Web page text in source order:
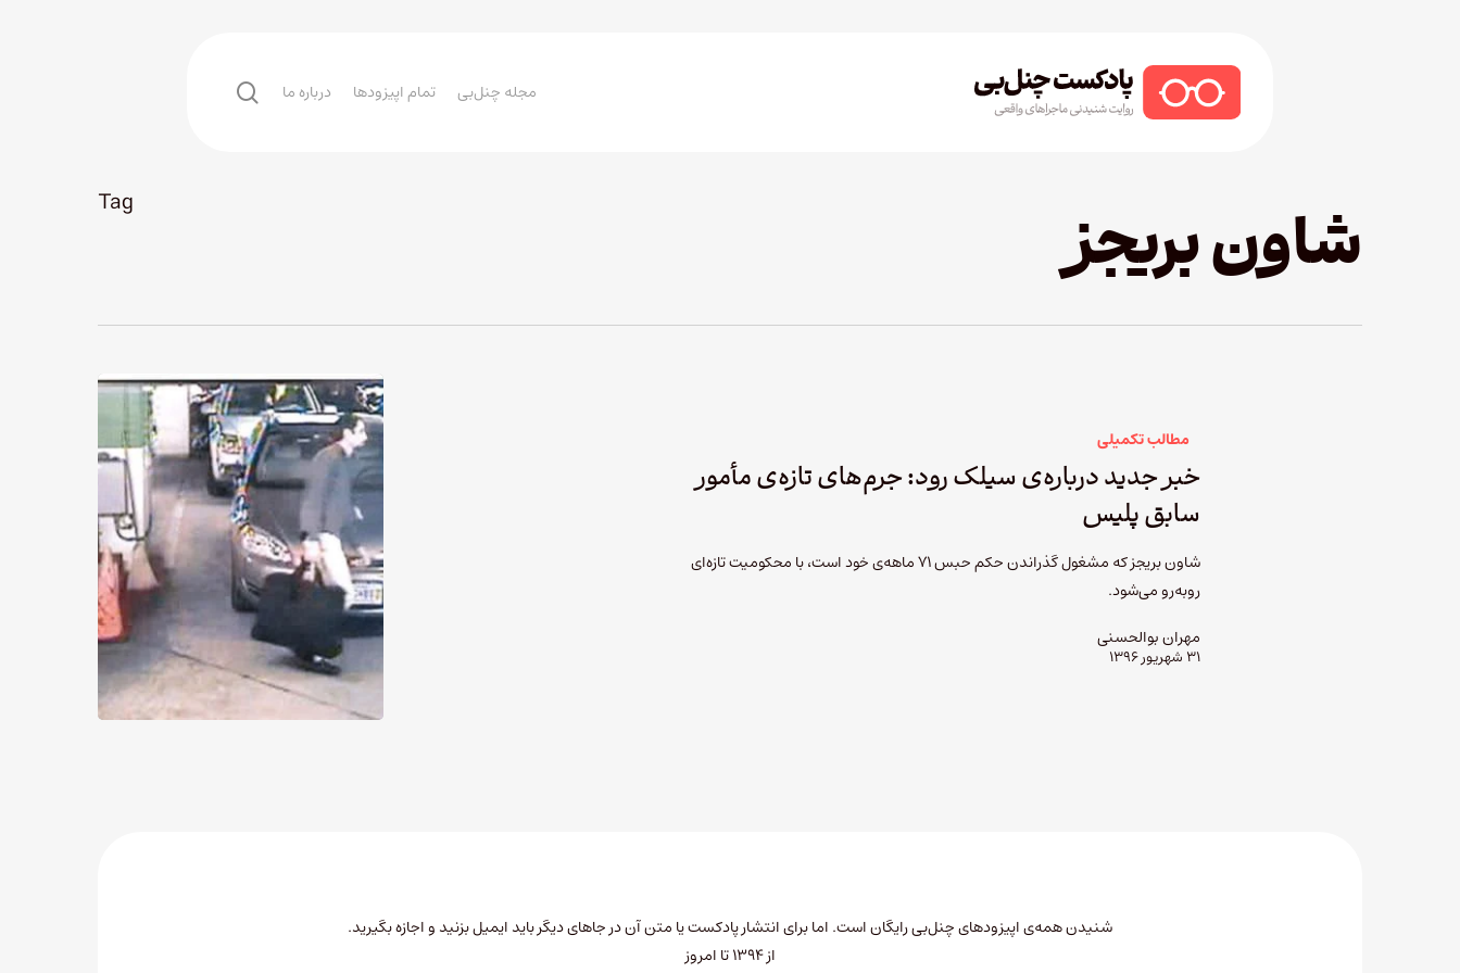
مجله چنل‌بی تمام اپیزودها درباره ما search
Tag شاون بریجز
مطالب تکمیلی
خبر جدید درباره‌ی سیلک رود: جرم‌های تازه‌ی مأمور
سابق پلیس
شاون بریجز که مشغول گذراندن حکم حبس 71 ماهه‌ی خود است، با محکومیت تازه‌ای
روبه‌رو می‌شود.
مهران بوالحسنی
۳۱ شهریور ۱۳۹۶
شنیدن همه‌ی اپیزودهای چنل‌بی رایگان است. اما برای انتشار پادکست یا متن آن در جاهای دیگر باید ایمیل بزنید و اجازه بگیرید.
از ۱۳۹۴ تا امروز